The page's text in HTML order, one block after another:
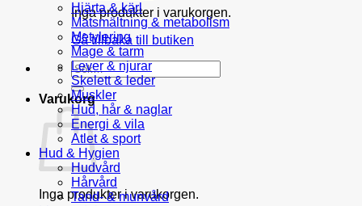
Inga produkter i varukorgen.
Gå tillbaka till butiken
Sök
efter:
Varukorg
Inga produkter i varukorgen.
Hjärta & kärl
Matsmältning & metabolism
Metylering
Mage & tarm
Lever & njurar
Skelett & leder
Muskler
Hud, hår & naglar
Energi & vila
Atlet & sport
Hud & Hygien
Hudvård
Hårvård
Tand- & munvård